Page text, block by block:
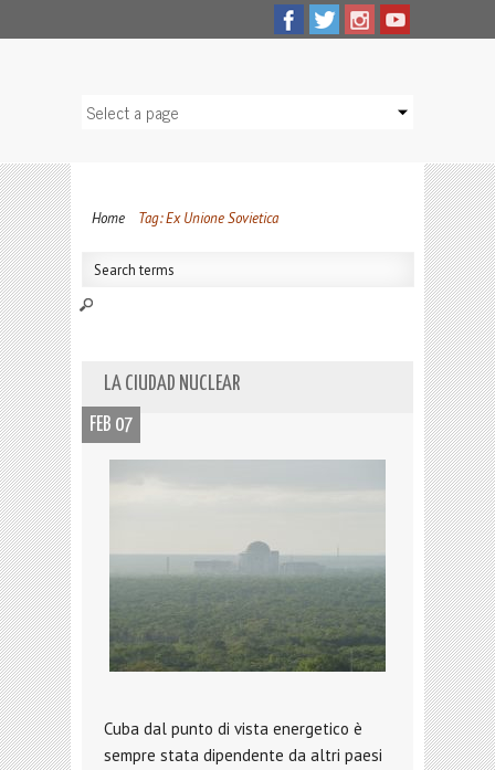
Home Tag: Ex Unione Sovietica
LA CIUDAD NUCLEAR
FEB 07
Cuba dal punto di vista energetico è
sempre stata dipendente da altri paesi